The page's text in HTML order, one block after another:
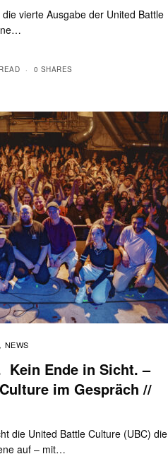
vierte Ausgabe der United Battle
0 SHARES
, NEWS
Kein Ende in Sicht. –
im Gespräch //
die United Battle Culture (UBC) die
auf – mit…